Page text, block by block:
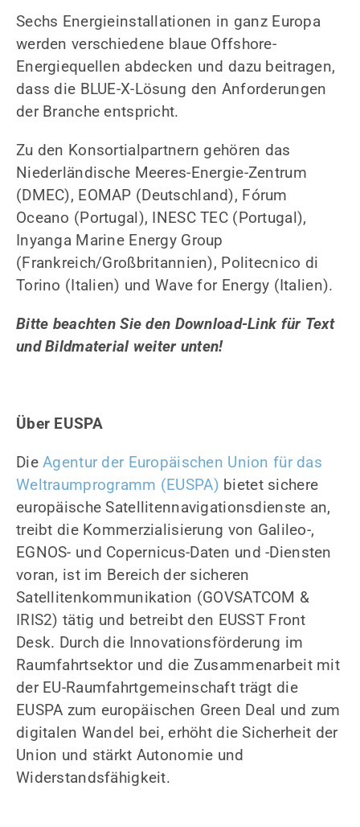
Sechs Energieinstallationen in ganz Europa
werden verschiedene blaue Offshore-
Energiequellen abdecken und dazu beitragen,
dass die BLUE-X-Lösung den Anforderungen
der Branche entspricht.
Zu den Konsortialpartnern gehören das
Niederländische Meeres-Energie-Zentrum
(DMEC), EOMAP (Deutschland), Fórum
Oceano (Portugal), INESC TEC (Portugal),
Inyanga Marine Energy Group
(Frankreich/Großbritannien), Politecnico di
Torino (Italien) und Wave for Energy (Italien).
Bitte beachten Sie den Download-Link für Text
und Bildmaterial weiter unten!
Über EUSPA
DieAgentur der Europäischen Union für das
Weltraumprogramm (EUSPA) bietet sichere
europäische Satellitennavigationsdienste an,
treibt die Kommerzialisierung von Galileo-,
EGNOS- und Copernicus-Daten und -Diensten
voran, ist im Bereich der sicheren
Satellitenkommunikation (GOVSATCOM &
IRIS2) tätig und betreibt den EUSST Front
Desk. Durch die Innovationsförderung im
Raumfahrtsektor und die Zusammenarbeit mit
der EU-Raumfahrtgemeinschaft trägt die
EUSPA zum europäischen Green Deal und zum
digitalen Wandel bei, erhöht die Sicherheit der
Union und stärkt Autonomie und
Widerstandsfähigkeit.